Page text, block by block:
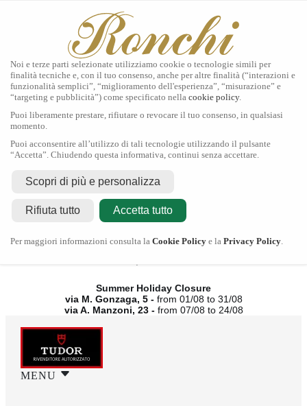
Tudor
Orologi
Secondo Polso
Contatti
Chiusura Estiva
dal 01/08 al 31/08
Summer Holiday Closure
via M. Gonzaga, 5 - from 01/08 to 31/08
via A. Manzoni, 23 - from 07/08 to 24/08
MENU
Noi e terze parti selezionate utilizziamo cookie o tecnologie simili per
finalità tecniche e, con il tuo consenso, anche per altre finalità (“interazioni e
funzionalità semplici”, “miglioramento dell'esperienza”, “misurazione” e
“targeting e pubblicità”) come specificato nella cookie policy.
Puoi liberamente prestare, rifiutare o revocare il tuo consenso, in qualsiasi
momento.
Puoi acconsentire all’utilizzo di tali tecnologie utilizzando il pulsante
“Accetta”. Chiudendo questa informativa, continui senza accettare.
Scopri di più e personalizza
Rifiuta tutto Accetta tutto
Per maggiori informazioni consulta la Cookie Policy e la Privacy Policy.